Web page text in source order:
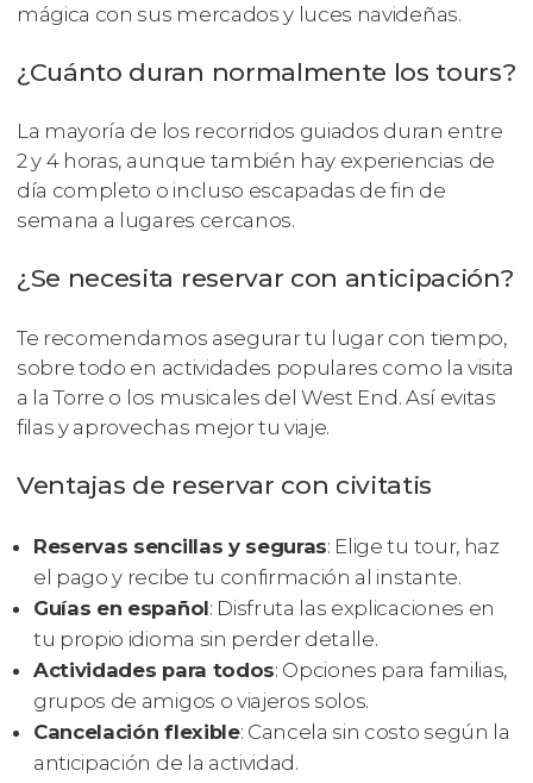
mágica con sus mercados y luces navideñas.
¿Cuánto duran normalmente los tours?
La mayoría de los recorridos guiados duran entre
2 y 4 horas, aunque también hay experiencias de
día completo o incluso escapadas de fin de
semana a lugares cercanos.
¿Se necesita reservar con anticipación?
Te recomendamos asegurar tu lugar con tiempo,
sobre todo en actividades populares como la visita
a la Torre o los musicales del West End. Así evitas
filas y aprovechas mejor tu viaje.
Ventajas de reservar con civitatis
Reservas sencillas y seguras: Elige tu tour, haz
el pago y recibe tu confirmación al instante.
Guías en español: Disfruta las explicaciones en
tu propio idioma sin perder detalle.
Actividades para todos: Opciones para familias,
grupos de amigos o viajeros solos.
Cancelación flexible: Cancela sin costo según la
anticipación de la actividad.